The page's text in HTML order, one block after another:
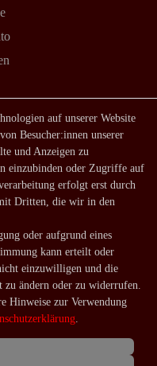
-kosten
auf unserer Website
Besucher:innen unserer
und Anzeigen zu
einzubinden oder Zugriffe auf
erfolgt erst durch
Dritten, die wir in den
oder aufgrund eines
kann erteilt oder
einzuwilligen und die
ändern oder zu widerrufen.
Hinweise zur Verwendung
.